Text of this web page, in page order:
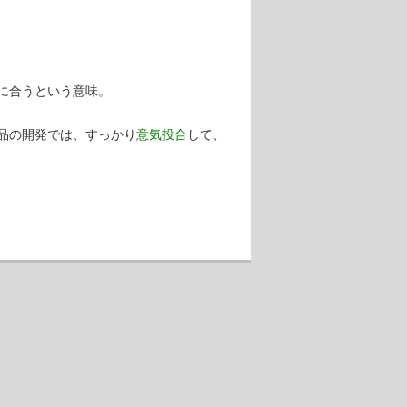
うという意味。
の開発では、すっかり意気投合 して、